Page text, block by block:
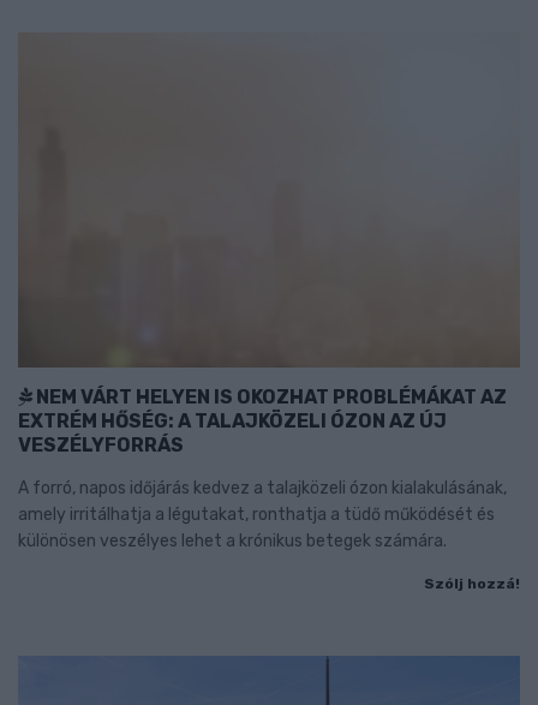
NEM VÁRT HELYEN IS OKOZHAT PROBLÉMÁKAT AZ
EXTRÉM HŐSÉG: A TALAJKÖZELI ÓZON AZ ÚJ
VESZÉLYFORRÁS
A forró, napos időjárás kedvez a talajközeli ózon kialakulásának,
amely irritálhatja a légutakat, ronthatja a tüdő működését és
különösen veszélyes lehet a krónikus betegek számára.
Szólj hozzá!